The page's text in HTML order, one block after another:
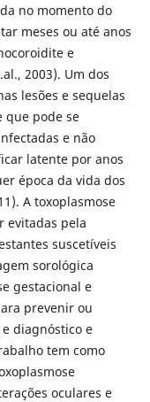
no momento do
meses ou até anos
e
2003). Um dos
lesões e sequelas
que pode se
e não
latente por anos
época da vida dos
A toxoplasmose
evitadas pela
suscetíveis
sorológica
gestacional e
prevenir ou
diagnóstico e
tem como
oculares e